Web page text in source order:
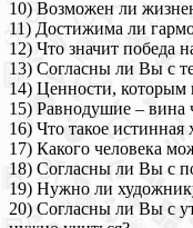
10) Возможен ли
11) Достижима ли
12) Что значит победа
13) Согласны ли Вы с
14) Ценности, которым
15) Равнодушие – вина
16) Что такое истинная
17) Какого человека
18) Согласны ли Вы с
19) Нужно ли
20) Согласны ли Вы с